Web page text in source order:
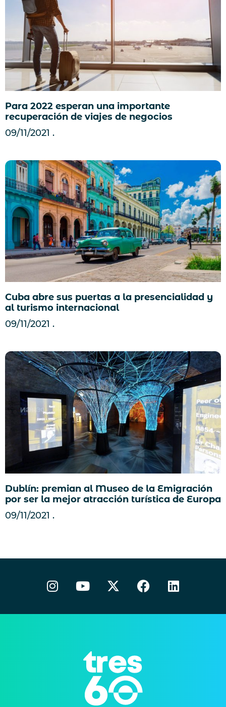
Para 2022 esperan una importante
recuperación de viajes de negocios
09/11/2021
Cuba abre sus puertas a la presencialidad y
al turismo internacional
09/11/2021
Dublín: premian al Museo de la Emigración
por ser la mejor atracción turística de Europa
09/11/2021